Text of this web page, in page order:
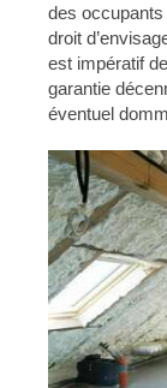
des
droit
est impératif
garantie
éventuel